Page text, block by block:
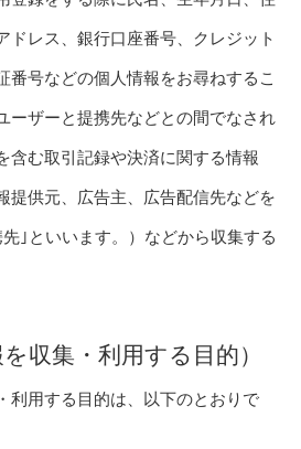
ドレス、銀行口座番号、クレジット
番号などの個人情報をお尋ねするこ
ーザーと提携先などとの間でなされ
含む取引記録や決済に関する情報
提供元、広告主、広告配信先などを
｣といいます。）などから収集する
収集・利用する目的）
利用する目的は、以下のとおりで